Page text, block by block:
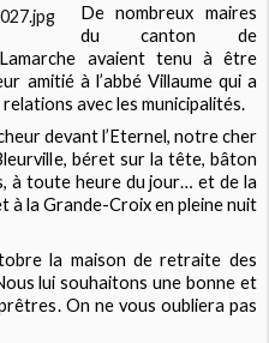
De nombreux maires
du canton de
avaient tenu à être
amitié à l’abbé Villaume qui a
avec les municipalités.
devant l’Eternel, notre cher
béret sur la tête, bâton
à toute heure du jour… et de la
à la Grande-Croix en pleine nuit
la maison de retraite des
lui souhaitons une bonne et
On ne vous oubliera pas